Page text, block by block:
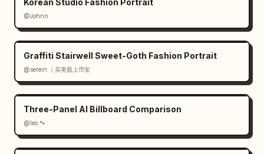
Korean Studio Fashion Portrait
@Johnn
Graffiti Stairwell Sweet-Goth Fashion Portrait
@serein ｜买美股上币安
Three-Panel AI Billboard Comparison
@leo 🐾